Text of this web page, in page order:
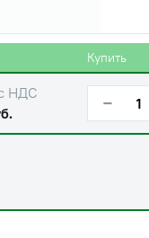
Купить
НДС
−